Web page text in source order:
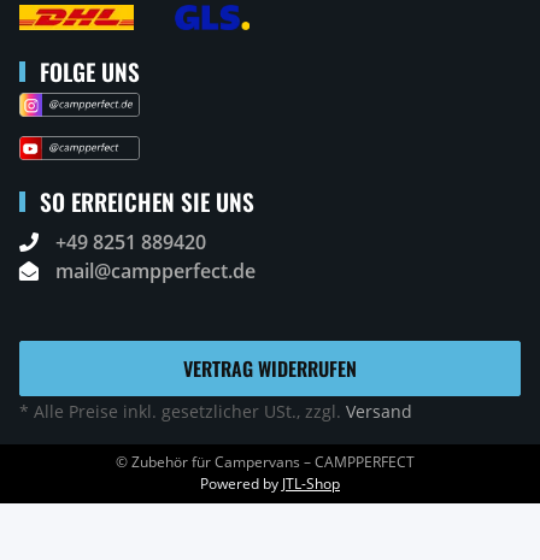
FOLGE UNS
SO ERREICHEN SIE UNS
+49 8251 889420
mail@campperfect.de
VERTRAG WIDERRUFEN
* Alle Preise inkl. gesetzlicher USt., zzgl. Versand
© Zubehör für Campervans – CAMPPERFECT
Powered by JTL-Shop